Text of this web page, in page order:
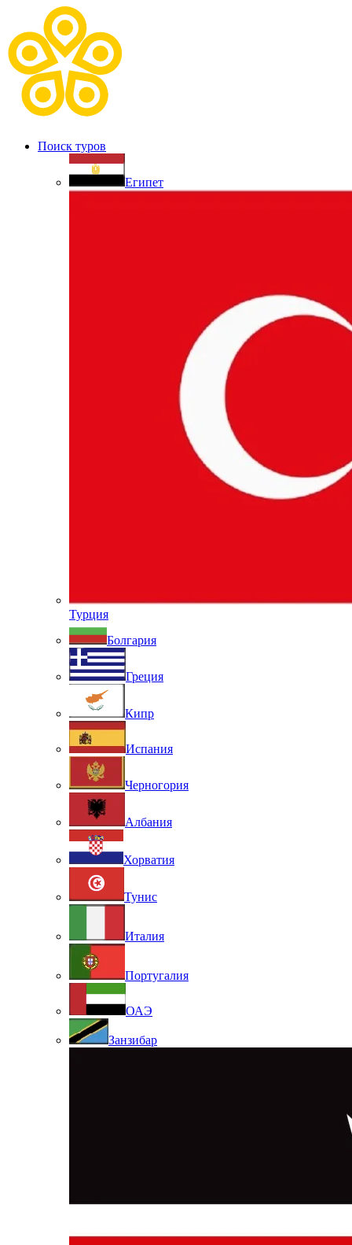
Поиск туров
Египет
Турция
Болгария
Греция
Кипр
Испания
Черногория
Албания
Хорватия
Тунис
Италия
Португалия
ОАЭ
Занзибар